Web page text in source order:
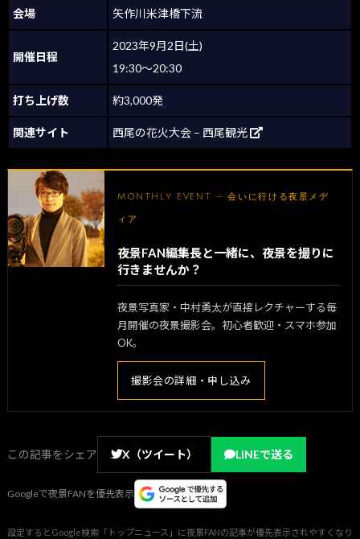
会場 矢作川米津橋下流
開催日程
2023年9月2日(土)
19:30～20:30
打ち上げ数 約3,000発
関連サイト 西尾の花火大会 – 西尾観光
MONTHLY EVENT — 会いに行ける夜景メデ
ィア
夜景FAN編集長と一緒に、夜景を撮りに
行きませんか？
夜景写真家・中村勇太が直接レクチャーする毎
月開催の夜景撮影会。初心者歓迎・スマホ参加
OK。
撮影会の詳細・申し込み
この記事をシェア X（ツイート） LINEで送る
Googleで夜景FANを優先表示
設定するとGoogle検索「トップニュース」に夜景FANの記事が優先表示されやすくなり